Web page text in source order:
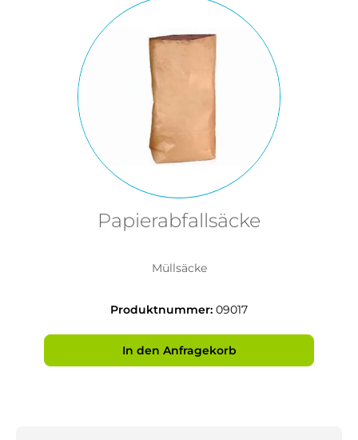
Papierabfallsäcke
Müllsäcke
Produktnummer: 09017
In den Anfragekorb